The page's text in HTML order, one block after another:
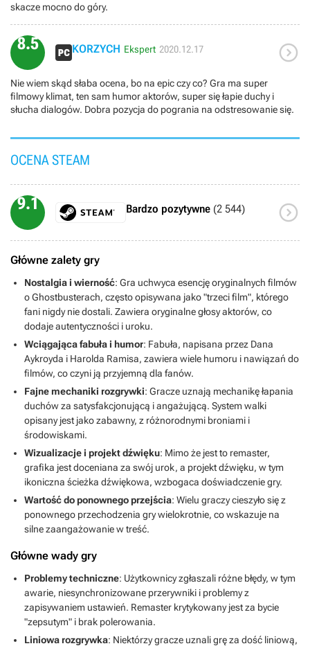
skacze mocno do góry.
8.5 KORZYCH Ekspert 2020.12.17 
Nie wiem skąd słaba ocena, bo na epic czy co? Gra ma super
filmowy klimat, ten sam humor aktorów, super się łapie duchy i
słucha dialogów. Dobra pozycja do pogrania na odstresowanie się.
OCENA STEAM
9.1 Bardzo pozytywne (2 544) 
Główne zalety gry
Nostalgia i wierność: Gra uchwyca esencję oryginalnych filmów
o Ghostbusterach, często opisywana jako "trzeci film", którego
fani nigdy nie dostali. Zawiera oryginalne głosy aktorów, co
dodaje autentyczności i uroku.
Wciągająca fabuła i humor: Fabuła, napisana przez Dana
Aykroyda i Harolda Ramisa, zawiera wiele humoru i nawiązań do
filmów, co czyni ją przyjemną dla fanów.
Fajne mechaniki rozgrywki: Gracze uznają mechanikę łapania
duchów za satysfakcjonującą i angażującą. System walki
opisany jest jako zabawny, z różnorodnymi broniami i
środowiskami.
Wizualizacje i projekt dźwięku: Mimo że jest to remaster,
grafika jest doceniana za swój urok, a projekt dźwięku, w tym
ikoniczna ścieżka dźwiękowa, wzbogaca doświadczenie gry.
Wartość do ponownego przejścia: Wielu graczy cieszyło się z
ponownego przechodzenia gry wielokrotnie, co wskazuje na
silne zaangażowanie w treść.
Główne wady gry
Problemy techniczne: Użytkownicy zgłaszali różne błędy, w tym
awarie, niesynchronizowane przerywniki i problemy z
zapisywaniem ustawień. Remaster krytykowany jest za bycie
"zepsutym" i brak polerowania.
Liniowa rozgrywka: Niektórzy gracze uznali grę za dość liniową,